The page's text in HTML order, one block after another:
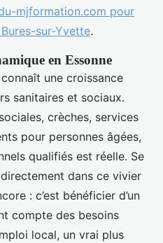
mjformation.com pour
sur-Yvette.
en Essonne
une croissance
sanitaires et sociaux.
crèches, services
pour personnes âgées,
qualifiés est réelle. Se
dans ce vivier
: c’est bénéficier d’un
compte des besoins
local, un vrai plus